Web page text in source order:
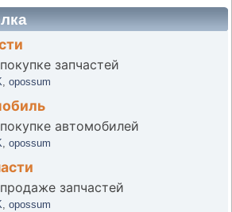
запчастей
,opossum
автомобилей
,opossum
запчастей
,opossum